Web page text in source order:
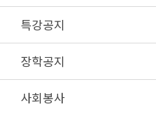
특강공지
장학공지
사회봉사